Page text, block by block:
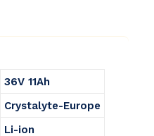
36V 11Ah
Crystalyte-Europe
Li-ion